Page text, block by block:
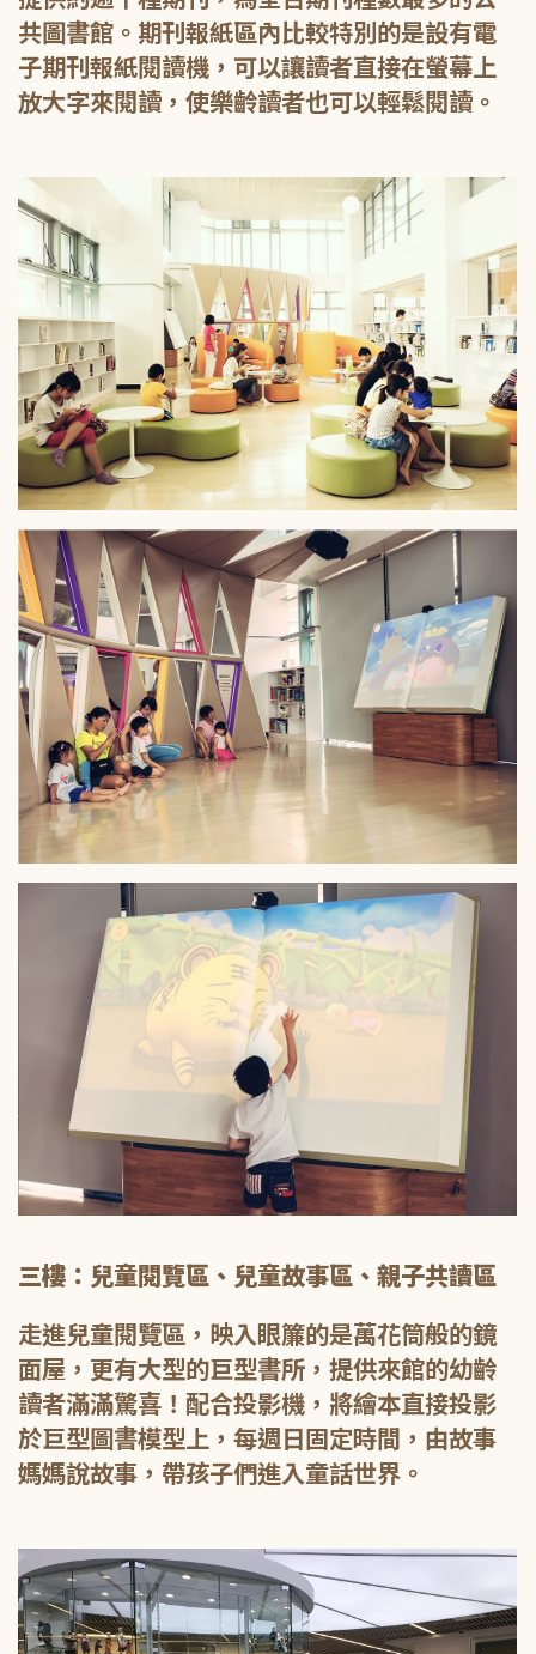
共圖書館。期刊報紙區內比較特別的是設有電
子期刊報紙閱讀機，可以讓讀者直接在螢幕上
放大字來閱讀，使樂齡讀者也可以輕鬆閱讀。
三樓：兒童閱覽區、兒童故事區、親子共讀區
走進兒童閱覽區，映入眼簾的是萬花筒般的鏡
面屋，更有大型的巨型書所，提供來館的幼齡
讀者滿滿驚喜！配合投影機，將繪本直接投影
於巨型圖書模型上，每週日固定時間，由故事
媽媽說故事，帶孩子們進入童話世界。